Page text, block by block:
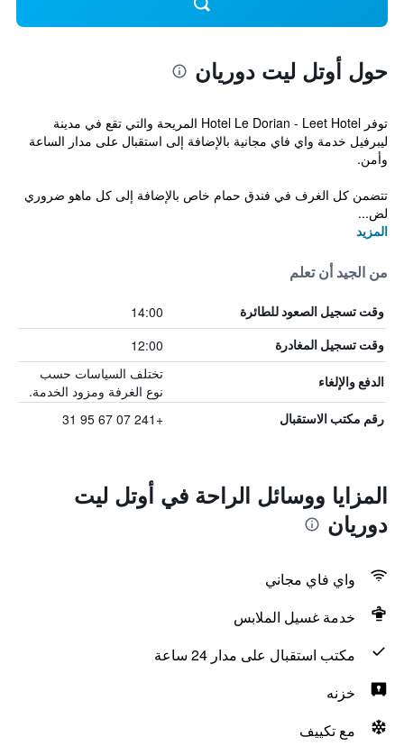
حول أوتل ليت دوريان
توفر Hotel Le Dorian - Leet Hotel المريحة والتي تقع في مدينة
ليبرفيل خدمة واي فاي مجانية بالإضافة إلى استقبال على مدار الساعة
وأمن.
تتضمن كل الغرف في فندق حمام خاص بالإضافة إلى كل ماهو ضروري
لض...
المزيد
من الجيد أن تعلم
وقت تسجيل الصعود للطائرة 14:00
وقت تسجيل المغادرة 12:00
الدفع والإلغاء
تختلف السياسات حسب
نوع الغرفة ومزود الخدمة.
رقم مكتب الاستقبال +241 07 67 95 31
المزايا ووسائل الراحة في أوتل ليت
دوريان
واي فاي مجاني
خدمة غسيل الملابس
مكتب استقبال على مدار 24 ساعة
خزنه
مع تكييف